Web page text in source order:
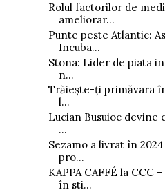
Rolul factorilor de
ameliorar...
Punte peste Atlantic:
Incuba...
Stona: Lider de piata
n...
Trăiește-ți primăvara
l...
Lucian Busuioc
...
Sezamo a livrat în
pro...
KAPPA CAFFÉ la CCC
în sti...